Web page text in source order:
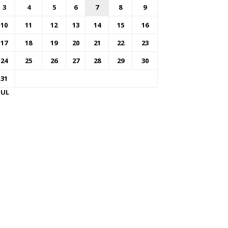
3 4 5 6 7 8
9
10
11 12 13 14 15
16
17
18 19 20 21 22
23
24
25 26 27 28 29
30
31